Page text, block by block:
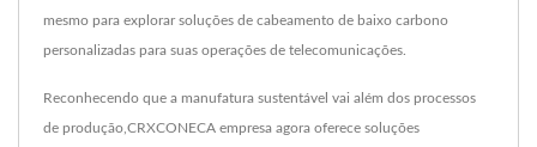
mesmo para explorar soluções de cabeamento de baixo carbono
personalizadas para suas operações de telecomunicações.
Reconhecendo que a manufatura sustentável vai além dos processos
de produção,CRXCONECA empresa agora oferece soluções